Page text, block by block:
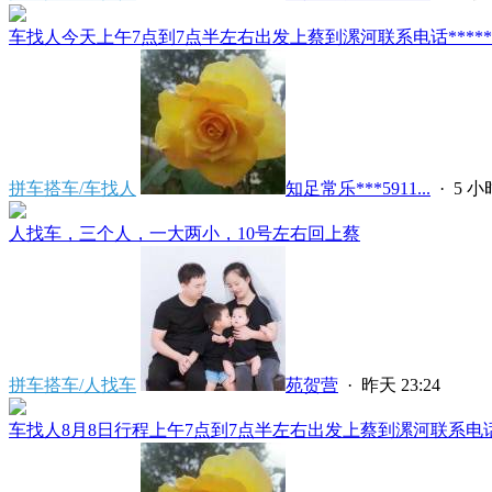
车找人今天上午7点到7点半左右出发上蔡到漯河联系电话
拼车搭车/车找人 知足常乐***5911... · 5 小
人找车，三个人，一大两小，10号左右回上蔡
拼车搭车/人找车 苑贺营 · 昨天 23:24
车找人8月8日行程上午7点到7点半左右出发上蔡到漯河联系电